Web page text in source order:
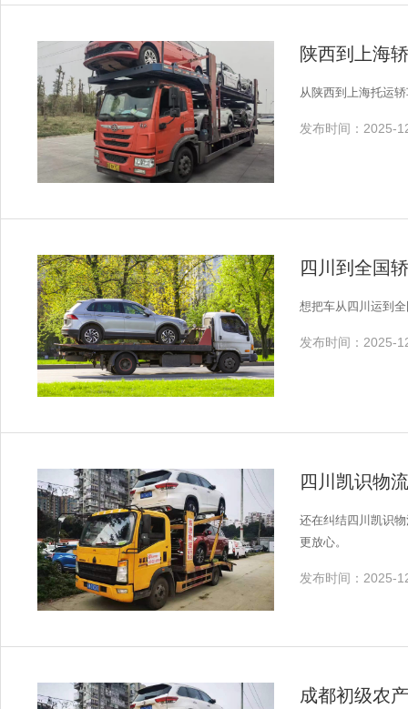
陕西到上海
从陕西到上海托运
发布时间：2025-
四川到全国
想把车从四川运到
发布时间：2025-
四川凯识物
还在纠结四川凯识
更放心。
发布时间：2025-
成都初级农